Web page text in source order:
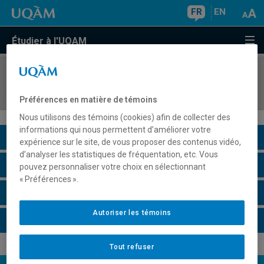
FR EN
Étudier à l'UQAM
COURS//
Description du cours
Horaire - Été 2026
Préférences en matière de témoins
Nous utilisons des témoins (cookies) afin de collecter des
informations qui nous permettent d’améliorer votre
expérience sur le site, de vous proposer des contenus vidéo,
d’analyser les statistiques de fréquentation, etc. Vous
pouvez personnaliser votre choix en sélectionnant
« Préférences ».
Tout refuser
Autoriser les témoins